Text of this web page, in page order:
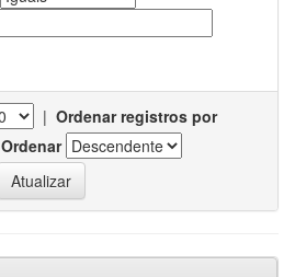
| Ordenar registros por
Ordenar